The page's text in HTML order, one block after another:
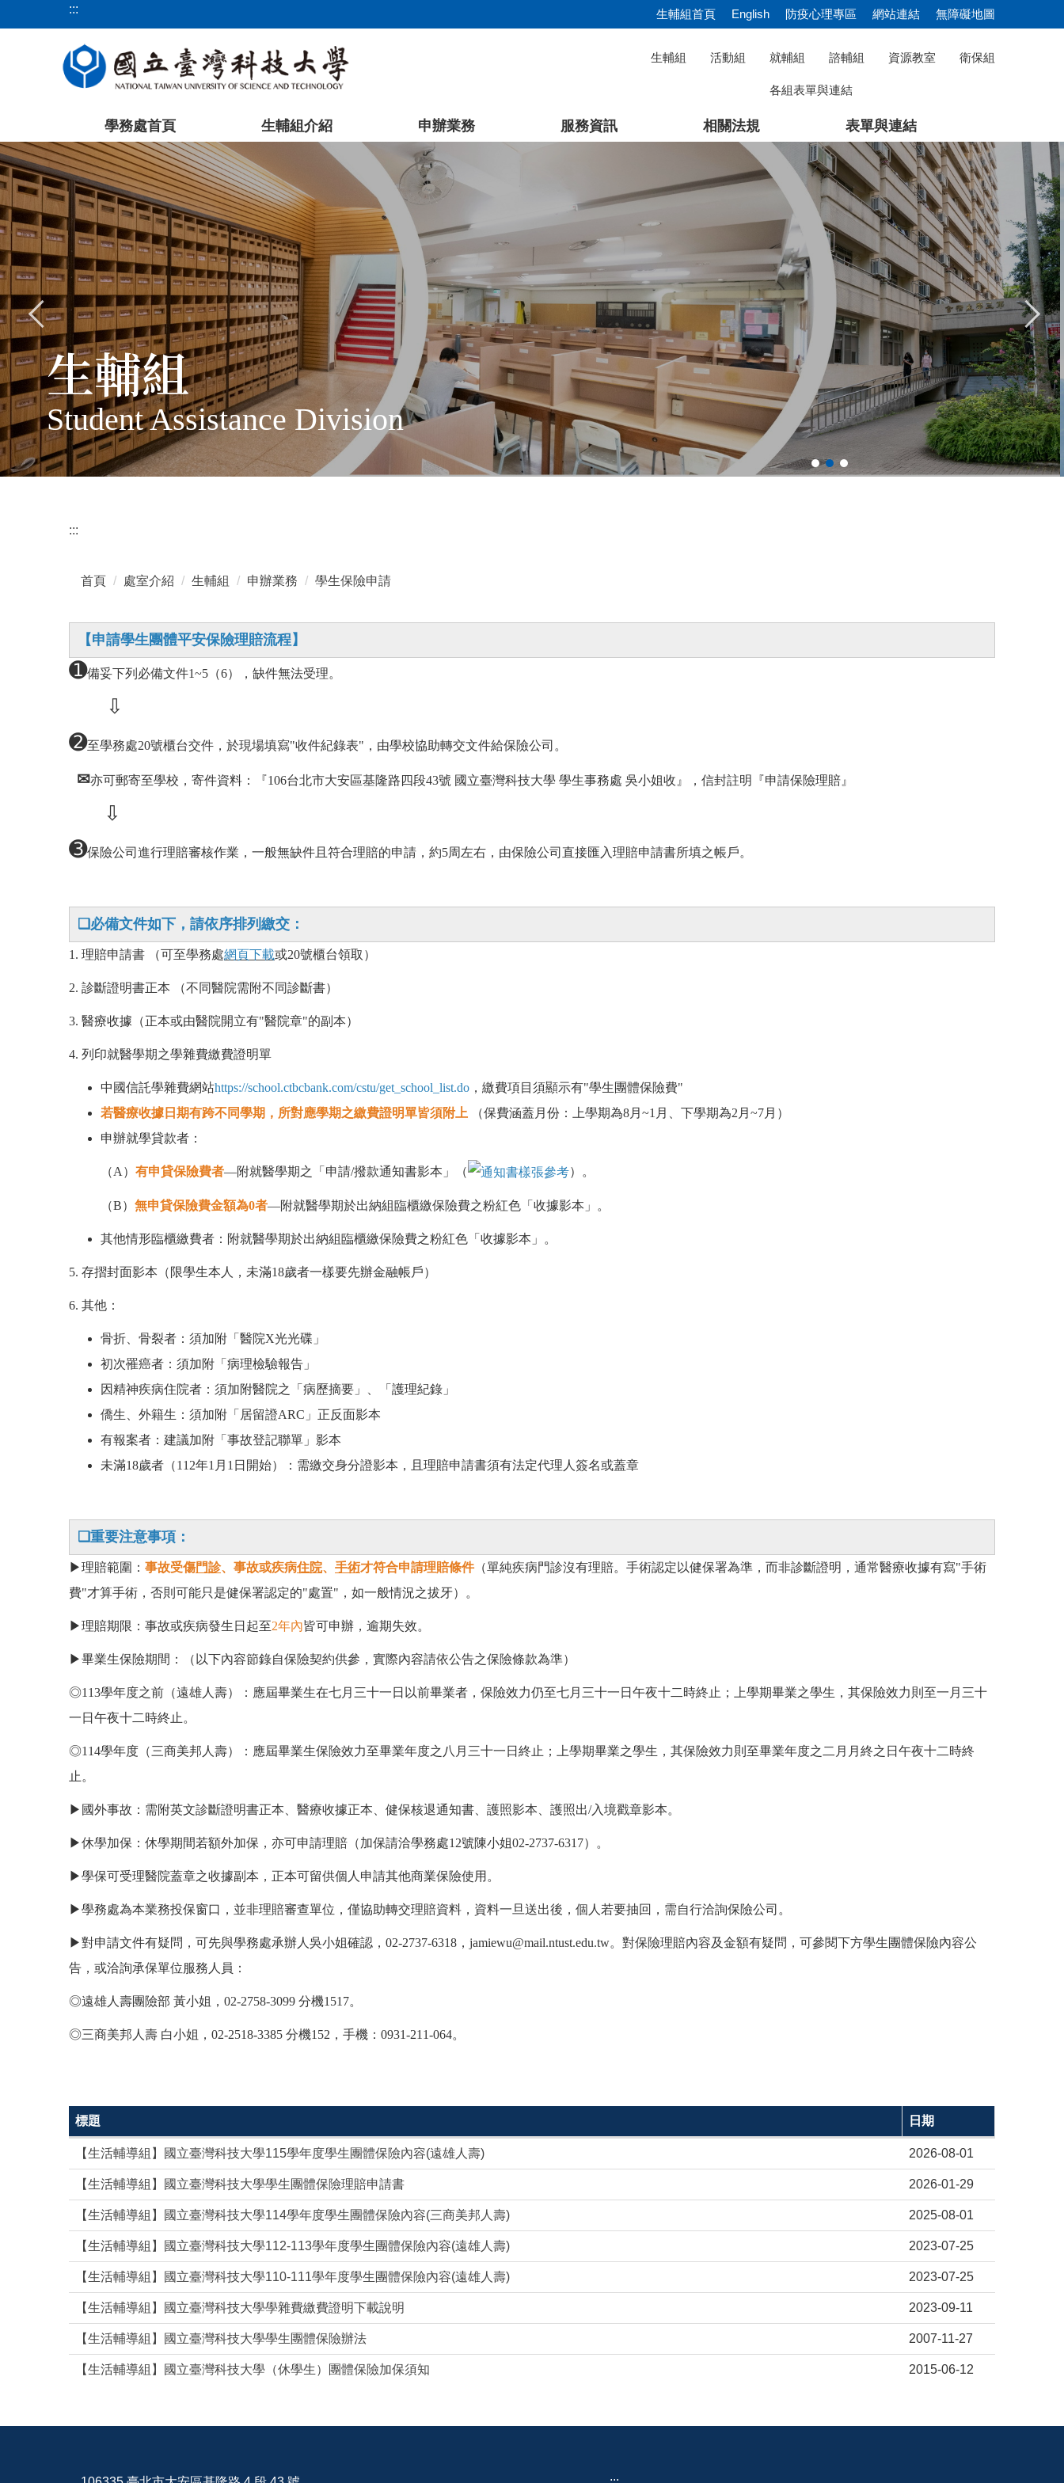
到
塊
::: 生輔組首頁 English 防疫心理專區 網站連結 無障礙地圖
生輔組 活動組 就輔組 諮輔組 資源教室 衛保組
各組表單與連結
學務處首頁 生輔組介紹 申辦業務 服務資訊 相關法規 表單與連結
生輔組
Student Assistance Division
:::
首頁 處室介紹 生輔組 申辦業務 學生保險申請
【申請學生團體平安保險理賠流程】
➊備妥下列必備文件1~5 （6） ，缺件無法受理。
⇩
➋至學務處20號櫃台交件，於現場填寫"收件紀錄表"，由學校協助轉交文件給保險公司。
✉亦可郵寄至學校，寄件資料：『106台北市大安區基隆路四段43號 國立臺灣科技大學 學生事務處 吳小姐收』，信封註明『申請保險理賠』
⇩
➌保險公司進行理賠審核作業，一般無缺件且符合理賠的申請，約5周左右，由保險公司直接匯入理賠申請書所填之帳戶。
❑必備文件如下，請依序排列繳交：
1. 理賠申請書 （可至學務處網頁下載或20號櫃台領取 ）
2. 診斷證明書正本 （不同醫院需附不同診斷書）
3. 醫療收據 （正本或由醫院開立有"醫院章"的副本）
4. 列印就醫學期之學雜費繳費證明單
中國信託學雜費網站https://school.ctbcbank.com/cstu/get_school_list.do ，繳費項目須顯示有"學生團體保險費"
若醫療收據日期有跨不同學期，所對應學期之繳費證明單皆須附上 （保費涵蓋月份：上學期為8月~1月、下學期為2月~7月）
申辦就學貸款者：
（A ） 有申貸保險費者—附就醫學期之 「 申請/撥款通知書影本 」 （ ）。
（B） 無申貸保險費金額為0者—附就醫學期於出納組臨櫃繳保險費之粉紅色 「 收據影本 」 。
其他情形臨櫃繳費者： 附就醫學期於出納組臨櫃繳保險費之粉紅色 「 收據影本 」 。
5. 存摺封面影本 （ 限學生本人，未滿18歲者一樣要先辦金融帳戶）
6. 其他：
骨折、骨裂者：須加附「醫院X光光碟」
初次罹癌者： 須加附 「 病理檢驗報告 」
因精神疾病住院者：須加附醫院之
「 病歷摘要 」 「 護理紀錄 」
僑生、外籍生：須加附「居留證ARC 」 正反面影本
有報案者：建議加附「事故登記聯單」影本
未滿18歲者 （112年1月1日開始） ：需繳交身分證影本，且理賠申請書須有法定代理人簽名或蓋章
❑重要注意事項：
▶︎理賠範圍： 事故受傷門診、事故或疾病住院、 手術才符合申請理賠條件（單純疾病門診沒有理賠。手術認定以健保署為準，而非診斷證明，通常醫療收據有寫"手術
費"才算手術，否則可能只是健保署認定的"處置"，如一般情況之拔牙）。
▶︎理賠期限：事故或疾病發生日起至2年內皆可申辦，逾期失效。
▶︎畢業生保險期間：（以下內容節錄自保險契約供參，實際內容請依公告之保險條款為準）
◎113學年度之前（遠雄人壽）：應屆畢業生在七月三十一日以前畢業者，保險效力仍至七月三十一日午夜十二時終止；上學期畢業之學生，其保險效力則至一月三十
一日午夜十二時終止。
◎114學年度（三商美邦人壽）：應屆畢業生保險效力至畢業年度之八月三十一日終止；上學期畢業之學生，其保險效力則至畢業年度之二月月終之日午夜十二時終
止。
▶︎國外事故： 需附英文診斷證明書正本、醫療收據正本、健保核退通知書、護照影本、護照出/入境戳章影本。
▶︎休學加保：休學期間若額外加保，亦可申請理賠（加保請洽學務處12號陳小姐02-2737-6317）。
▶︎學保可受理醫院蓋章之收據副本，正本可留供個人申請其他商業保險使用。
▶︎學務處為本業務投保窗口，並非理賠審查單位，僅協助轉交理賠資料，資料一旦送出後，個人若要抽回，需自行洽詢保險公司。
▶︎對申請文件有疑問，可先與學務處承辦人吳小姐確認，02-2737-6318，jamiewu@mail.ntust.edu.tw。 對保險理賠內容及金額有疑問，可參閱下方學生團體保險內容公
告，或洽詢承保單位服務人員：
◎遠雄人壽團險部 黃小姐，02-2758-3099 分機1517。
◎三商美邦人壽 白小姐，02-2518-3385 分機152，手機：0931-211-064。
標題 日期
【生活輔導組】國立臺灣科技大學115學年度學生團體保險內容(遠雄人壽) 2026-08-01
【生活輔導組】國立臺灣科技大學學生團體保險理賠申請書 2026-01-29
【生活輔導組】國立臺灣科技大學114學年度學生團體保險內容(三商美邦人壽) 2025-08-01
【生活輔導組】國立臺灣科技大學112-113學年度學生團體保險內容(遠雄人壽) 2023-07-25
【生活輔導組】國立臺灣科技大學110-111學年度學生團體保險內容(遠雄人壽) 2023-07-25
【生活輔導組】國立臺灣科技大學學雜費繳費證明下載說明 2023-09-11
【生活輔導組】國立臺灣科技大學學生團體保險辦法 2007-11-27
【生活輔導組】國立臺灣科技大學（休學生）團體保險加保須知 2015-06-12